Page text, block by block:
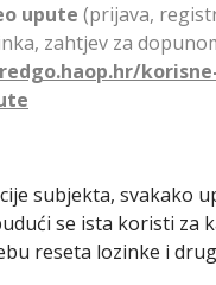
upute (prijava,
zahtjev za
subjekta, svakako
se ista koristi za
reseta lozinke i